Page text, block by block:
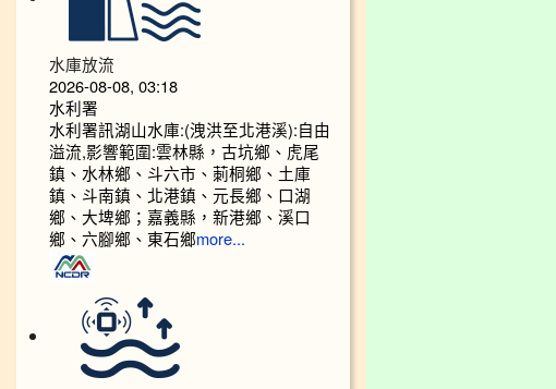
水庫放流
2026-08-08, 03:18
水利署
水利署訊湖山水庫:(洩洪至北港溪):自由
溢流,影響範圍:雲林縣，古坑鄉、虎尾
鎮、水林鄉、斗六市、莿桐鄉、土庫
鎮、斗南鎮、北港鎮、元長鄉、口湖
鄉、大埤鄉；嘉義縣，新港鄉、溪口
鄉、六腳鄉、東石鄉more...